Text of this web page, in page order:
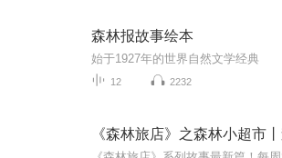
森林报故事绘本
始于1927年的世界自然文学经典
12 2232